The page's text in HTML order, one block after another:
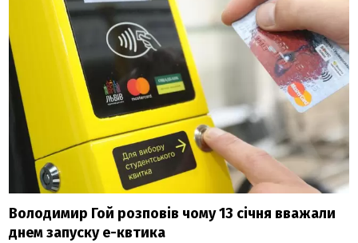
Володимир Гой розповів чому 13 січня вважали
днем запуску е-квтика